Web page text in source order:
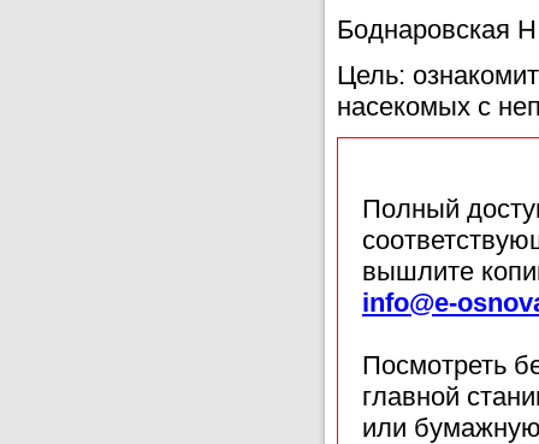
Боднаровская
Цель:
насекомых с
Полный
вышлите
info@e-
Посмотреть
главной
или